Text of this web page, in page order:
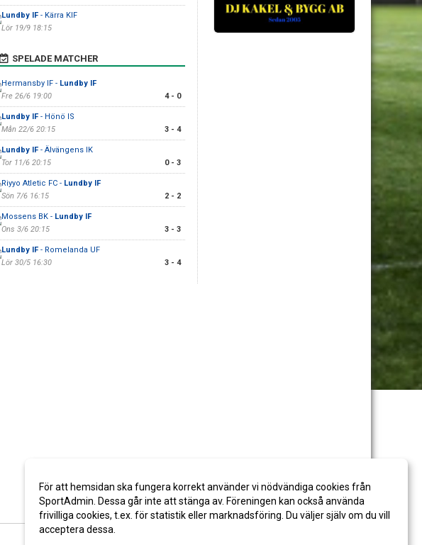
Lundby IF- Kärra KIF
Lör 19/9 18:15
SPELADE MATCHER
Hermansby IF - Lundby IF
Fre 26/6 19:00
4 - 0
Lundby IF- Hönö IS
Mån 22/6 20:15
3 - 4
Lundby IF- Älvängens IK
Tor 11/6 20:15
0 - 3
Riyyo Atletic FC - Lundby IF
Sön 7/6 16:15
2 - 2
Mossens BK - Lundby IF
Ons 3/6 20:15
3 - 3
Lundby IF- Romelanda UF
Lör 30/5 16:30
3 - 4
För att hemsidan ska fungera korrekt använder vi nödvändiga cookies från
SportAdmin. Dessa går inte att stänga av. Föreningen kan också använda
frivilliga cookies, t.ex. för statistik eller marknadsföring. Du väljer själv om du vill
acceptera dessa.